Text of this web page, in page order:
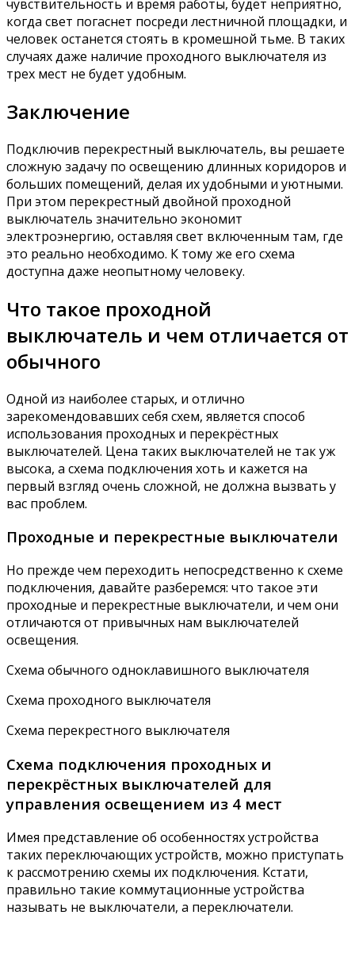
чувствительность и время работы, будет неприятно,
когда свет погаснет посреди лестничной площадки, и
человек останется стоять в кромешной тьме. В таких
случаях даже наличие проходного выключателя из
трех мест не будет удобным.
Заключение
Подключив перекрестный выключатель, вы решаете
сложную задачу по освещению длинных коридоров и
больших помещений, делая их удобными и уютными.
При этом перекрестный двойной проходной
выключатель значительно экономит
электроэнергию, оставляя свет включенным там, где
это реально необходимо. К тому же его схема
доступна даже неопытному человеку.
Что такое проходной
выключатель и чем отличается от
обычного
Одной из наиболее старых, и отлично
зарекомендовавших себя схем, является способ
использования проходных и перекрёстных
выключателей. Цена таких выключателей не так уж
высока, а схема подключения хоть и кажется на
первый взгляд очень сложной, не должна вызвать у
вас проблем.
Проходные и перекрестные выключатели
Но прежде чем переходить непосредственно к схеме
подключения, давайте разберемся: что такое эти
проходные и перекрестные выключатели, и чем они
отличаются от привычных нам выключателей
освещения.
Схема обычного одноклавишного выключателя
Схема проходного выключателя
Схема перекрестного выключателя
Схема подключения проходных и
перекрёстных выключателей для
управления освещением из 4 мест
Имея представление об особенностях устройства
таких переключающих устройств, можно приступать
к рассмотрению схемы их подключения. Кстати,
правильно такие коммутационные устройства
называть не выключатели, а переключатели.